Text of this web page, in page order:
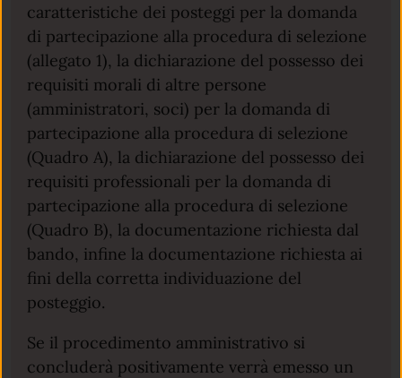
caratteristiche dei posteggi per la domanda
di partecipazione alla procedura di selezione
(allegato 1), la dichiarazione del possesso dei
requisiti morali di altre persone
(amministratori, soci) per la domanda di
partecipazione alla procedura di selezione
(Quadro A), la dichiarazione del possesso dei
requisiti professionali per la domanda di
partecipazione alla procedura di selezione
(Quadro B), la documentazione richiesta dal
bando, infine la documentazione richiesta ai
fini della corretta individuazione del
posteggio.
Se il procedimento amministrativo si
concluderà positivamente verrà emesso un